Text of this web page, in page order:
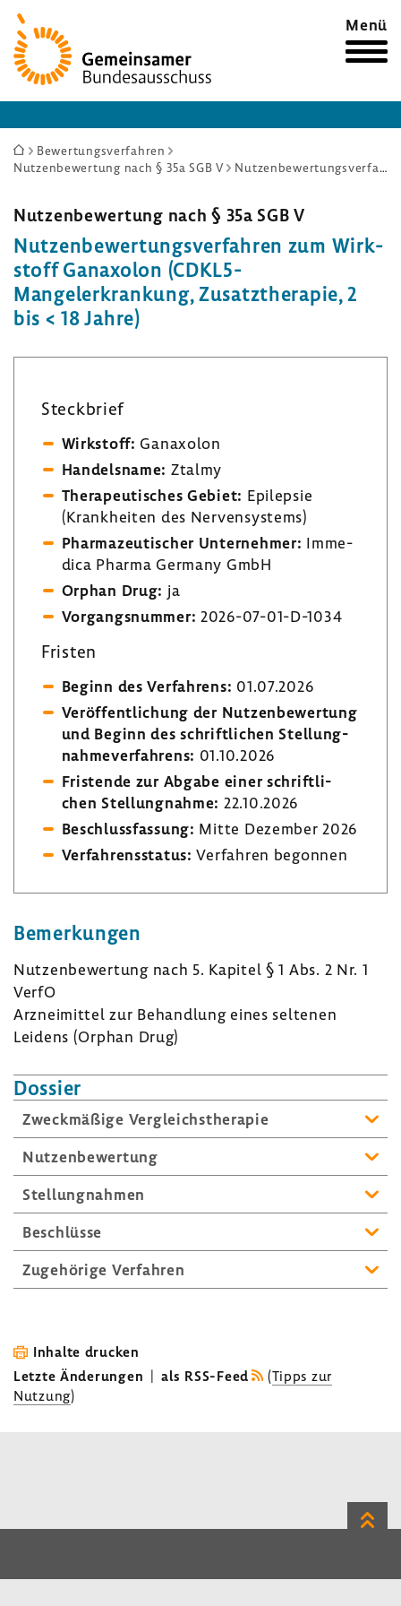
Zur
Startseite
Menü
Sie
sind
Bewertungsverfahren
Nutzenbewertung nach § 35a SGB V
Nutzenbewertungsverfahren zum Wirkstoff Ganaxolon (CDKL5-Mangelerkrankung, Zusatztherapie, 2 bis < 18 Jahre)
Nutzen­be­wer­tung nach § 35a SGB V
Nutzen­be­wer­tungs­ver­fahren zum Wirk­
stoff Gana­xolon (CDKL5-​
Mangelerkrankung, Zusatz­the­rapie, 2
bis < 18 Jahre)
Steck­brief
Wirk­stoff: Gana­xolon
Handels­name: Ztalmy
Thera­peu­ti­sches Gebiet: Epilepsie
(Krank­heiten des Nerven­sys­tems)
Phar­ma­zeu­ti­scher Unter­nehmer: Imme­
dica Pharma Germany GmbH
Orphan Drug: ja
Vorgangs­nummer: 2026-​07-01-D-1034
Fristen
Beginn des Verfah­rens: 01.07.2026
Veröf­fent­li­chung der Nutzen­be­wer­tung
und Beginn des schrift­li­chen Stel­lung­
nah­me­ver­fah­rens: 01.10.2026
Fris­tende zur Abgabe einer schrift­li­
chen Stel­lung­nahme: 22.10.2026
Beschluss­fas­sung: Mitte Dezember 2026
Verfah­rens­status: Verfahren begonnen
Bemer­kungen
Nutzen­be­wer­tung nach 5. Kapitel § 1 Abs. 2 Nr. 1
VerfO
Arznei­mittel zur Behand­lung eines seltenen
Leidens (Orphan Drug)
Dossier
Zweck­mä­ßige Vergleichs­the­rapie
Nutzen­be­wer­tung
Stel­lung­nahmen
Beschlüsse
Zuge­hö­rige Verfahren
Inhalte drucken
Letzte Änderungen | als RSS-Feed (Tipps zur
Nutzung)
Zum